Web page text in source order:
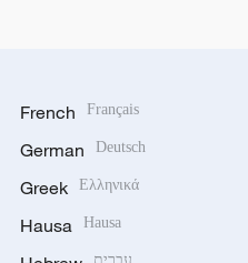
French Français
German Deutsch
Greek Ελληνικά
Hausa Hausa